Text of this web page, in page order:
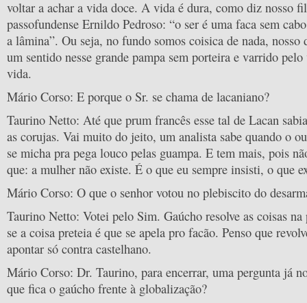
voltar a achar a vida doce. A vida é dura, como diz nosso
passofundense Ernildo Pedroso: “o ser é uma faca sem
a lâmina”. Ou seja, no fundo somos coisica de nada, nosso
um sentido nesse grande pampa sem porteira e varrido pelo
vida.
Mário Corso: E porque o Sr. se chama de lacaniano?
Taurino Netto: Até que prum francês esse tal de Lacan
as corujas. Vai muito do jeito, um analista sabe quando o
se micha pra pega louco pelas guampa. E tem mais, pois
que: a mulher não existe. É o que eu sempre insisti, o que
Mário Corso: O que o senhor votou no plebiscito do
Taurino Netto: Votei pelo Sim. Gaúcho resolve as coisas na
se a coisa preteia é que se apela pro facão. Penso que
apontar só contra castelhano.
Mário Corso: Dr. Taurino, para encerrar, uma pergunta já
que fica o gaúcho frente à globalização?